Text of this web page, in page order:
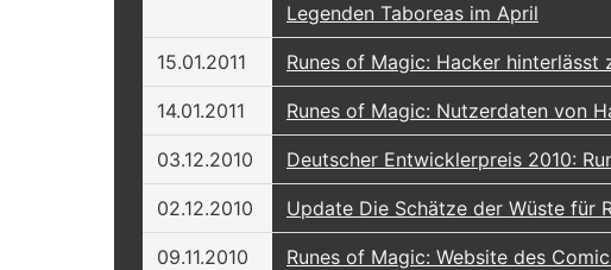
Legenden Taboreas im April
15.01.2011 Runes of Magic: Hacker
14.01.2011 Runes of Magic: Nutzerdaten von
03.12.2010 Deutscher Entwicklerpreis 2010:
02.12.2010 Update Die Schätze der Wüste für
09.11.2010 Runes of Magic: Website des